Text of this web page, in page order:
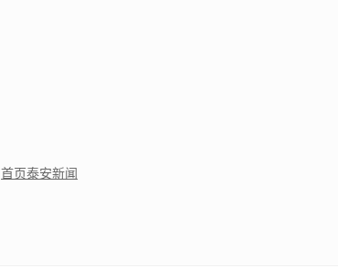
首页泰安新闻